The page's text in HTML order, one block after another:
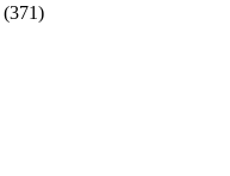
(371)